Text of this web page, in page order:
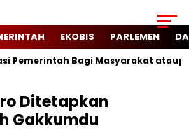
EKOBIS PARLEMEN
Pemerintah Bagi Masyarakat
Ditetapkan
Gakkumdu